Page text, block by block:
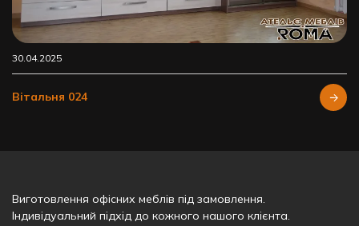
30.04.2025
Вітальня 024
Виготовлення офісних меблів під замовлення.
Індивідуальний підхід до кожного нашого клієнта.